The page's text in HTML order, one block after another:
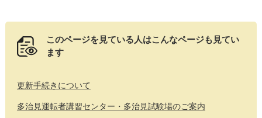
このページを見ている人はこんなページも見てい
ます
更新手続きについて
多治見運転者講習センター・多治見試験場のご案内